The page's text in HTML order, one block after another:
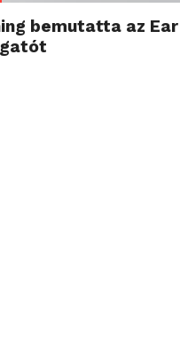
bemutatta az